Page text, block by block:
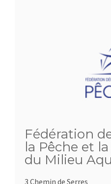
Fédération
la Pêche et
du Milieu
3 Chemin de Serres